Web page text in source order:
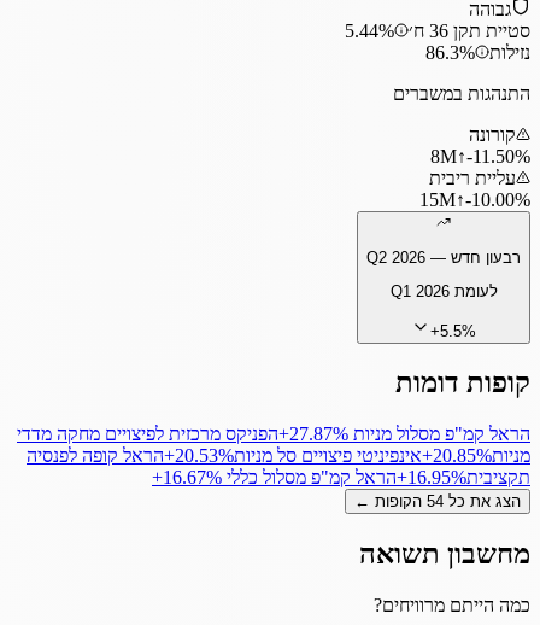
גבוהה
סטיית תקן 36 ח׳
5.44%
נזילות
86.3%
התנהגות במשברים
קורונה
‎-11.50%
↑
8M
עליית ריבית
‎-10.00%
↑
15M
רבעון חדש — Q2 2026
לעומתQ1 2026
+5.5%
קופות דומות
הראל קמ"פ מסלול מניות ‎+27.87%הפניקס מרכזית לפיצויים מחקה מדדי
מניות‎+20.85%אינפיניטי פיצויים סל מניות‎+20.53%הראל קופה לפנסיה
תקציבית‎+16.95%הראל קמ"פ מסלול כללי ‎+16.67%
הצג את כל 54 הקופות ←
מחשבון תשואה
כמה הייתם מרוויחים?